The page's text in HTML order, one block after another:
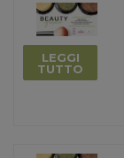
LEGGI
TUTTO